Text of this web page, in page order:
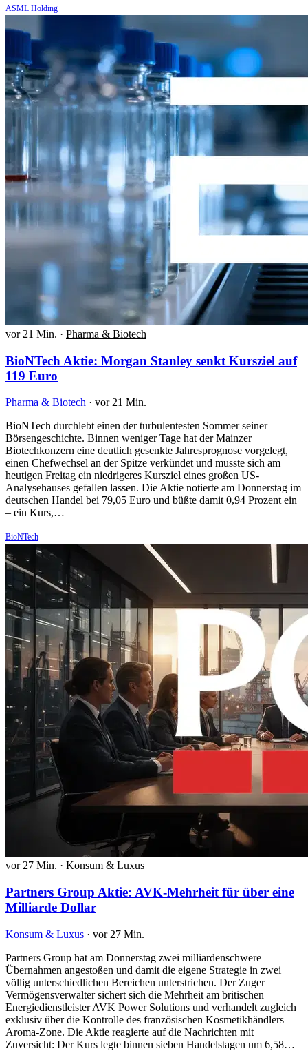
ASML Holding
vor 21 Min. · Pharma & Biotech
BioNTech Aktie: Morgan Stanley senkt Kursziel auf
119 Euro
Pharma & Biotech · vor 21 Min.
BioNTech durchlebt einen der turbulentesten Sommer seiner
Börsengeschichte. Binnen weniger Tage hat der Mainzer
Biotechkonzern eine deutlich gesenkte Jahresprognose vorgelegt,
einen Chefwechsel an der Spitze verkündet und musste sich am
heutigen Freitag ein niedrigeres Kursziel eines großen US-
Analysehauses gefallen lassen. Die Aktie notierte am Donnerstag im
deutschen Handel bei 79,05 Euro und büßte damit 0,94 Prozent ein
– ein Kurs,…
BioNTech
vor 27 Min. · Konsum & Luxus
Partners Group Aktie: AVK-Mehrheit für über eine
Milliarde Dollar
Konsum & Luxus · vor 27 Min.
Partners Group hat am Donnerstag zwei milliardenschwere
Übernahmen angestoßen und damit die eigene Strategie in zwei
völlig unterschiedlichen Bereichen unterstrichen. Der Zuger
Vermögensverwalter sichert sich die Mehrheit am britischen
Energiedienstleister AVK Power Solutions und verhandelt zugleich
exklusiv über die Kontrolle des französischen Kosmetikhändlers
Aroma-Zone. Die Aktie reagierte auf die Nachrichten mit
Zuversicht: Der Kurs legte binnen sieben Handelstagen um 6,58…